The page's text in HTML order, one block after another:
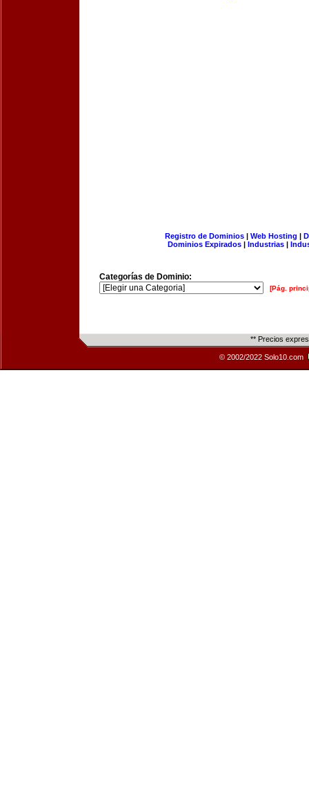
Registro de Dominios| Web Hosting |
Dominios Expirados | Industrias |
Categorías de Dominio:
[Pág.
** Precios
© 2002/2022 Solo10.com